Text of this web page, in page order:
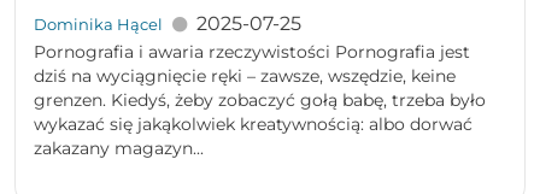
Dominika Hącel 2025-07-25
Pornografia i awaria rzeczywistości Pornografia jest
dziś na wyciągnięcie ręki – zawsze, wszędzie, keine
grenzen. Kiedyś, żeby zobaczyć gołą babę, trzeba było
wykazać się jakąkolwiek kreatywnością: albo dorwać
zakazany magazyn...